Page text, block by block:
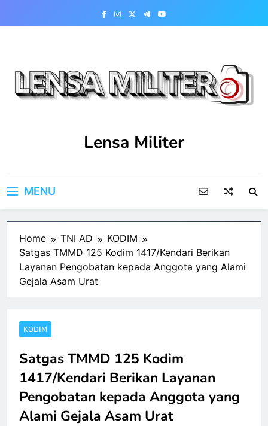
Lensa Militer
MENU
Home TNI AD
KODIM
Satgas TMMD 125 Kodim 1417/Kendari Berikan
Layanan Pengobatan kepada Anggota yang Alami
Gejala Asam Urat
KODIM
Satgas TMMD 125 Kodim
1417/Kendari Berikan Layanan
Pengobatan kepada Anggota yang
Alami Gejala Asam Urat